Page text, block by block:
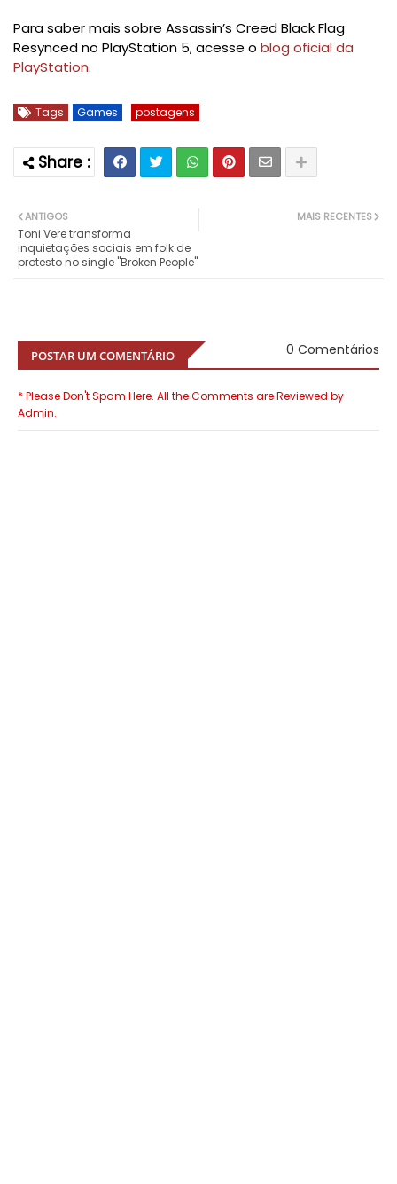
Para saber mais sobre Assassin’s Creed Black Flag
Resynced no PlayStation 5, acesse o blog oficial da
PlayStation.
Tags Games postagens
MAIS RECENTES
ANTIGOS
Toni Vere transforma
inquietações sociais em folk de
protesto no single "Broken People"
POSTAR UM COMENTÁRIO 0 Comentários
* Please Don't Spam Here. All the Comments are Reviewed by
Admin.